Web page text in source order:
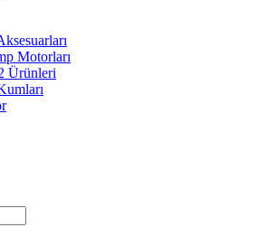
Motorları
Ürünleri